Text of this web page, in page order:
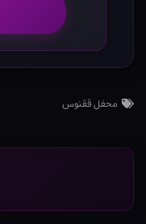
محفل ققنوس